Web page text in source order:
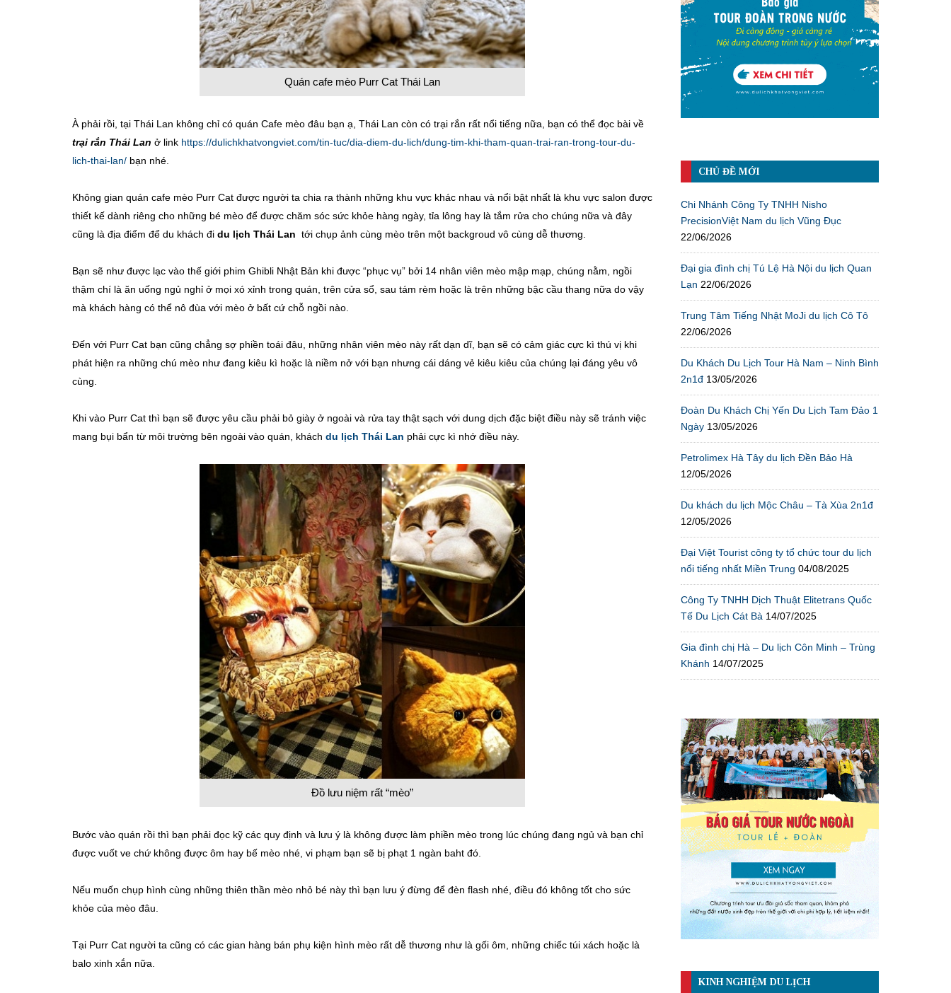
Quán cafe mèo Purr Cat Thái Lan
À phải rồi, tại Thái Lan không chỉ có quán Cafe mèo đâu bạn ạ, Thái Lan còn có trại rắn rất nổi tiếng nữa, bạn có thể đọc bài về
trại rắn Thái Lan ở link https://dulichkhatvongviet.com/tin-tuc/dia-diem-du-lich/dung-tim-khi-tham-quan-trai-ran-trong-tour-du-
lich-thai-lan/ bạn nhé.
Không gian quán cafe mèo Purr Cat được người ta chia ra thành những khu vực khác nhau và nổi bật nhất là khu vực salon được
thiết kế dành riêng cho những bé mèo để được chăm sóc sức khỏe hàng ngày, tỉa lông hay là tắm rửa cho chúng nữa và đây
cũng là địa điểm để du khách đi du lịch Thái Lan tới chụp ảnh cùng mèo trên một backgroud vô cùng dễ thương.
Bạn sẽ như được lạc vào thế giới phim Ghibli Nhật Bản khi được “phục vụ” bởi 14 nhân viên mèo mập mạp, chúng nằm, ngồi
thậm chí là ăn uống ngủ nghỉ ở mọi xó xỉnh trong quán, trên cửa sổ, sau tám rèm hoặc là trên những bậc cầu thang nữa do vậy
mà khách hàng có thể nô đùa với mèo ở bất cứ chỗ ngồi nào.
Đến với Purr Cat bạn cũng chẳng sợ phiền toái đâu, những nhân viên mèo này rất dạn dĩ, bạn sẽ có cảm giác cực kì thú vị khi
phát hiện ra những chú mèo như đang kiêu kì hoặc là niềm nở với bạn nhưng cái dáng vẻ kiêu kiêu của chúng lại đáng yêu vô
cùng.
Khi vào Purr Cat thì bạn sẽ được yêu cầu phải bỏ giày ở ngoài và rửa tay thật sạch với dung dịch đặc biệt điều này sẽ tránh việc
mang bụi bẩn từ môi trường bên ngoài vào quán, khách du lịch Thái Lan phải cực kì nhớ điều này.
Đồ lưu niệm rất “mèo”
Bước vào quán rồi thì bạn phải đọc kỹ các quy định và lưu ý là không được làm phiền mèo trong lúc chúng đang ngủ và bạn chỉ
được vuốt ve chứ không được ôm hay bế mèo nhé, vi phạm bạn sẽ bị phạt 1 ngàn baht đó.
Nếu muốn chụp hình cùng những thiên thần mèo nhỏ bé này thì bạn lưu ý đừng để đèn flash nhé, điều đó không tốt cho sức
khỏe của mèo đâu.
Tại Purr Cat người ta cũng có các gian hàng bán phụ kiện hình mèo rất dễ thương như là gối ôm, những chiếc túi xách hoặc là
balo xinh xắn nữa.
CHỦ ĐỀ MỚI
Chi Nhánh Công Ty TNHH Nisho
PrecisionViệt Nam du lịch Vũng Đục
22/06/2026
Đại gia đình chị Tú Lệ Hà Nội du lịch Quan
Lạn 22/06/2026
Trung Tâm Tiếng Nhật MoJi du lịch Cô Tô
22/06/2026
Du Khách Du Lịch Tour Hà Nam – Ninh Bình
2n1đ 13/05/2026
Đoàn Du Khách Chị Yến Du Lịch Tam Đảo 1
Ngày 13/05/2026
Petrolimex Hà Tây du lịch Đền Bảo Hà
12/05/2026
Du khách du lịch Mộc Châu – Tà Xùa 2n1đ
12/05/2026
Đại Việt Tourist công ty tổ chức tour du lịch
nổi tiếng nhất Miền Trung 04/08/2025
Công Ty TNHH Dịch Thuật Elitetrans Quốc
Tế Du Lịch Cát Bà 14/07/2025
Gia đình chị Hà – Du lịch Côn Minh – Trùng
Khánh 14/07/2025
KINH NGHIỆM DU LỊCH